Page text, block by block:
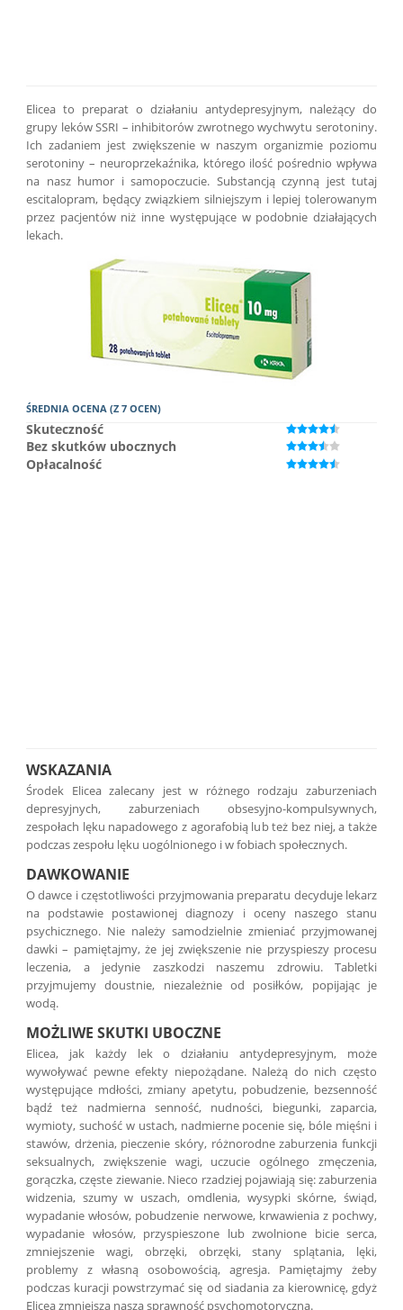
Elicea to preparat o działaniu antydepresyjnym, należący do
grupy leków SSRI – inhibitorów zwrotnego wychwytu serotoniny.
Ich zadaniem jest zwiększenie w naszym organizmie poziomu
serotoniny – neuroprzekaźnika, którego ilość pośrednio wpływa
na nasz humor i samopoczucie. Substancją czynną jest tutaj
escitalopram, będący związkiem silniejszym i lepiej tolerowanym
przez pacjentów niż inne występujące w podobnie działających
lekach.
ŚREDNIA OCENA (Z 7 OCEN)
Skuteczność
Bez skutków ubocznych
Opłacalność
WSKAZANIA
Środek Elicea zalecany jest w różnego rodzaju zaburzeniach
depresyjnych, zaburzeniach obsesyjno-kompulsywnych,
zespołach lęku napadowego z agorafobią lub też bez niej, a także
podczas zespołu lęku uogólnionego i w fobiach społecznych.
DAWKOWANIE
O dawce i częstotliwości przyjmowania preparatu decyduje lekarz
na podstawie postawionej diagnozy i oceny naszego stanu
psychicznego. Nie należy samodzielnie zmieniać przyjmowanej
dawki – pamiętajmy, że jej zwiększenie nie przyspieszy procesu
leczenia, a jedynie zaszkodzi naszemu zdrowiu. Tabletki
przyjmujemy doustnie, niezależnie od posiłków, popijając je
wodą.
MOŻLIWE SKUTKI UBOCZNE
Elicea, jak każdy lek o działaniu antydepresyjnym, może
wywoływać pewne efekty niepożądane. Należą do nich często
występujące mdłości, zmiany apetytu, pobudzenie, bezsenność
bądź też nadmierna senność, nudności, biegunki, zaparcia,
wymioty, suchość w ustach, nadmierne pocenie się, bóle mięśni i
stawów, drżenia, pieczenie skóry, różnorodne zaburzenia funkcji
seksualnych, zwiększenie wagi, uczucie ogólnego zmęczenia,
gorączka, częste ziewanie. Nieco rzadziej pojawiają się: zaburzenia
widzenia, szumy w uszach, omdlenia, wysypki skórne, świąd,
wypadanie włosów, pobudzenie nerwowe, krwawienia z pochwy,
wypadanie włosów, przyspieszone lub zwolnione bicie serca,
zmniejszenie wagi, obrzęki, obrzęki, stany splątania, lęki,
problemy z własną osobowością, agresja. Pamiętajmy żeby
podczas kuracji powstrzymać się od siadania za kierownicę, gdyż
Elicea zmniejsza naszą sprawność psychomotoryczną.